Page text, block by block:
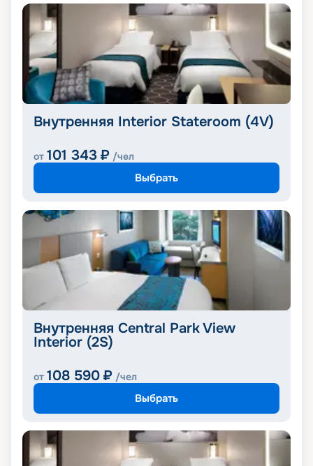
Внутренняя Interior Stateroom (4V)
от 101 343 ₽ /чел
Выбрать
Внутренняя Central Park View
Interior (2S)
от 108 590 ₽ /чел
Выбрать